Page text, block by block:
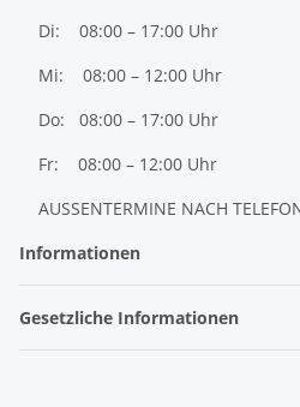
Di: 08:00 – 17:00 Uhr
Mi: 08:00 – 12:00 Uhr
Do: 08:00 – 17:00 Uhr
Fr: 08:00 – 12:00 Uhr
AUSSENTERMINE NACH
Informationen
Gesetzliche Informationen